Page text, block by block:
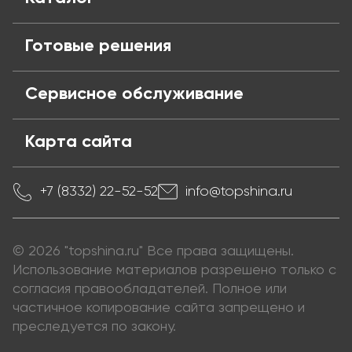
Готовые решения
Сервисное обслуживание
Карта сайта
+7 (8332) 22-52-52 info@topshina.ru
© 2026 "topshina.ru" Все права защищены.
Использование материалов разрешено только с
согласия правообладателей. Полное или
частичное копирование сайта запрещено и
преследуется по закону.